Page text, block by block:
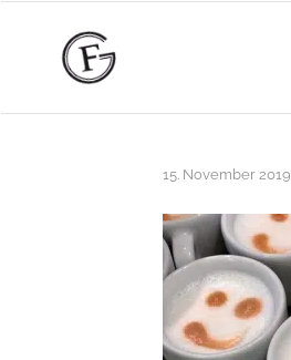
15. November 2019